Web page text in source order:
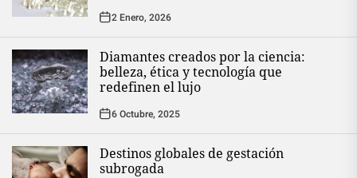
2 Enero, 2026
Diamantes creados por la ciencia:
belleza, ética y tecnología que
redefinen el lujo
6 Octubre, 2025
Destinos globales de gestación
subrogada